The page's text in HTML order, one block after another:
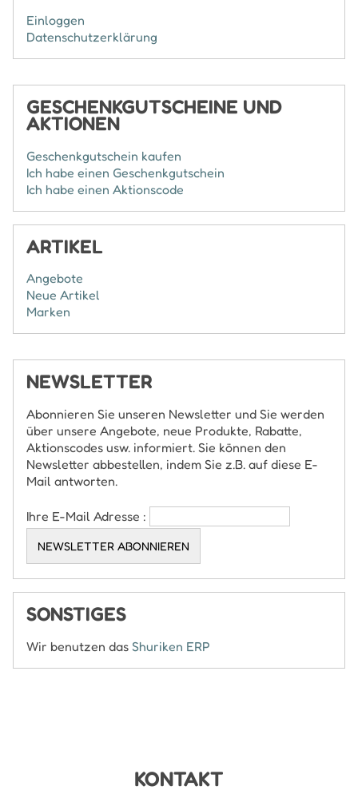
Einloggen
Datenschutzerklärung
GESCHENKGUTSCHEINE UND
AKTIONEN
Geschenkgutschein kaufen
Ich habe einen Geschenkgutschein
Ich habe einen Aktionscode
ARTIKEL
Angebote
Neue Artikel
Marken
NEWSLETTER
Abonnieren Sie unseren Newsletter und Sie werden
über unsere Angebote, neue Produkte, Rabatte,
Aktionscodes usw. informiert. Sie können den
Newsletter abbestellen, indem Sie z.B. auf diese E-
Mail antworten.
Ihre E-Mail Adresse :
SONSTIGES
Wir benutzen das Shuriken ERP
KONTAKT